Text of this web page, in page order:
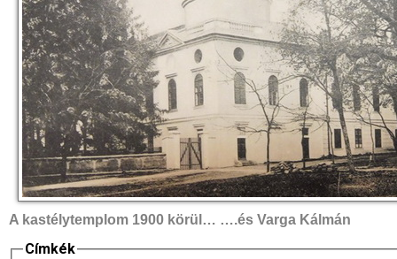
A kastélytemplom 1900 körül… ….és Varga Kálmán
Címkék